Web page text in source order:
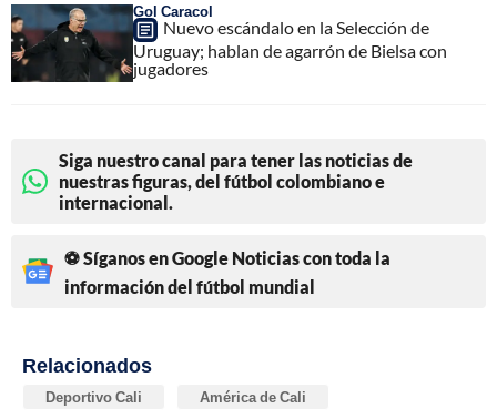
Gol Caracol
Nuevo escándalo en la Selección de
Uruguay; hablan de agarrón de Bielsa con
jugadores
Siga nuestro canal para tener las noticias de
nuestras figuras, del fútbol colombiano e
internacional.
⚽ Síganos en Google Noticias con toda la
información del fútbol mundial
Relacionados
Deportivo Cali América de Cali